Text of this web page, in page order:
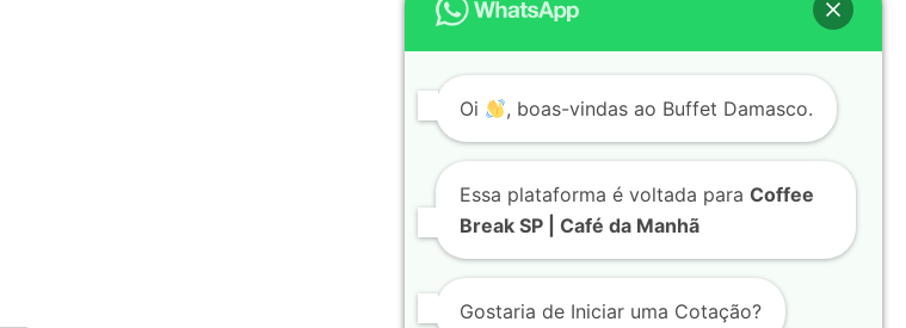
Oi , boas-vindas ao Buffet Damasco.
Essa plataforma é voltada para Coffee
Break SP | Café da Manhã
Gostaria de Iniciar uma Cotação?